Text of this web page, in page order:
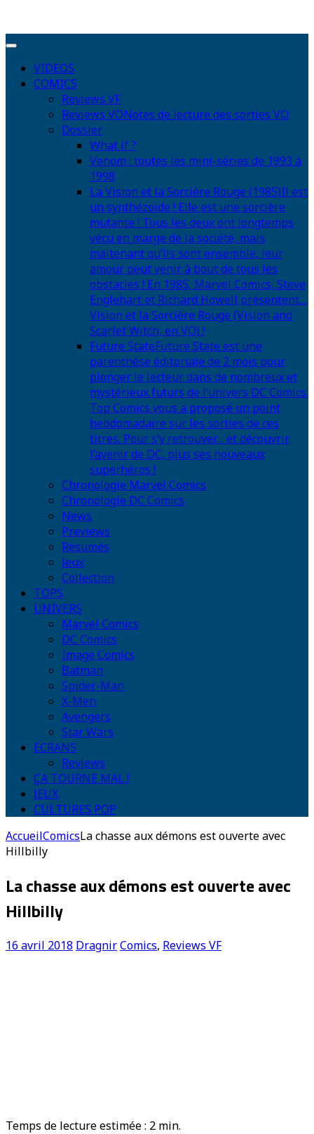
VIDEOS
COMICS
Reviews VF
Reviews VONotes de lecture des sorties VO
Dossier
What if ?
Venom : toutes les mini-séries de 1993 à
1998
La Vision et la Sorcière Rouge (1985)Il est
un synthézoïde ! Elle est une sorcière
mutante ! Tous les deux ont longtemps
vécu en marge de la société, mais
maitenant qu’ils sont ensemble, leur
amour peut venir à bout de tous les
obstacles ! En 1985, Marvel Comics, Steve
Englehart et Richard Howell présentent…
Vision et la Sorcière Rouge (Vision and
Scarlet Witch, en VO) !
Future StateFuture State est une
parenthèse éditoriale de 2 mois pour
plonger le lecteur dans de nombreux et
mystérieux futurs de l’univers DC Comics.
Top Comics vous a proposé un point
hebdomadaire sur les sorties de ces
titres. Pour s’y retrouver… et découvrir
l’avenir de DC, plus ses nouveaux
superhéros !
Chronologie Marvel Comics
Chronologie DC Comics
News
Previews
Résumés
Jeux
Collection
TOPS
UNIVERS
Marvel Comics
DC Comics
Image Comics
Batman
Spider-Man
X-Men
Avengers
Star Wars
ÉCRANS
Reviews
ÇA TOURNE MAL !
JEUX
CULTURES POP
AccueilComicsLa chasse aux démons est ouverte avec
Hillbilly
La chasse aux démons est ouverte avec
Hillbilly
16 avril 2018 DragnirComics, Reviews VF
Temps de lecture estimée : 2 min.